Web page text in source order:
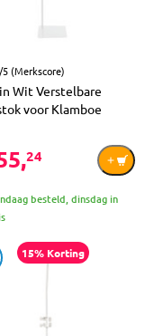
(Merkscore)
Wit Verstelbare
voor Klamboe
24
besteld, dinsdag in
15% Korting